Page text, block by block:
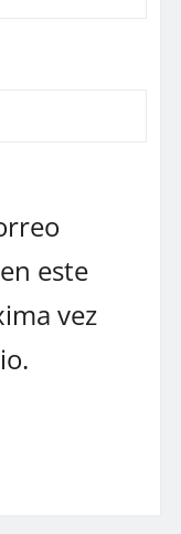
este
vez